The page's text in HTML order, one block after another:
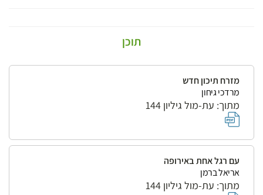
תוכן
מזרח תיכון חדש
מרדכי גיחון
מתוך: עת-מול גיליון 144
עם רגל אחת באירופה
אריאל ברמן
מתוך: עת-מול גיליון 144